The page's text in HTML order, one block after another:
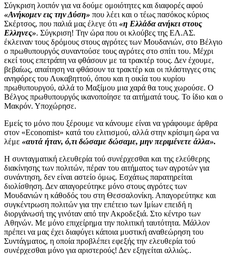
Σύγκριση λοιπόν για να δούμε ομοιότητες και διαφορές αφού
«Ανήκομεν εις την Δύση» που λέει και ο τέως πασόκος κύριος
Σκέρτσος, που παλιά μας έλεγε ότι «η Ελλάδα ανήκει στους
Ελληνες». Σύγκριση! Την ώρα που οι κλούβες της ΕΛ.ΑΣ.
έκλειναν τους δρόμους στους αγρότες των Μουδανιών, στο Βέλγιο
ο πρωθυπουργός συναντούσε τους αγρότες στο σπίτι του. Μέχρι
εκεί τους επετράπη να φθάσουν με τα τρακτέρ τους. Δεν έχουμε,
βεβαίως, απαίτηση να φθάσουν τα τρακτέρ και οι πλάστιγγες στις
ανηφόρες του Λυκαβηττού, όπου και η οικία του κυρίου
πρωθυπουργού, αλλά το Μαξίμου μια χαρά θα τους χωρούσε. Ο
Βέλγος πρωθυπουργός ικανοποίησε τα αιτήματά τους. Το ίδιο και ο
Μακρόν. Υποχώρησε.
Εμείς το μόνο που ξέρουμε να κάνουμε είναι να γράφουμε άρθρα
στον «Economist» κατά του ελιτισμού, αλλά στην κρίσιμη ώρα να
λέμε «αυτά ήταν, ό,τι δώσαμε δώσαμε, μην περιμένετε άλλα».
Η συνταγματική ελευθερία τού συνέρχεσθαι και της ελεύθερης
διακίνησης των πολιτών, πέραν του αιτήματος των αγροτών για
συνάντηση, δεν είναι αστείο όμως. Εσχάτως παρατηρείται
διολίσθηση. Δεν απαγορεύτηκε μόνο στους αγρότες των
Μουδανιών η κάθοδός του στη Θεσσαλονίκη. Απαγορεύτηκε και
συγκέντρωση πολιτών για την επέτειο των Ιμίων επειδή η
διοργάνωσή της γινόταν από την Ακροδεξιά. Στο κέντρο των
Αθηνών. Με μόνο επιχείρημα την πολιτική ταυτότητα. Μάλλον
πρέπει να μας έχει διαφύγει κάποια μυστική αναθεώρηση του
Συντάγματος, η οποία προβλέπει εφεξής την ελευθερία τού
συνέρχεσθαι μόνο για αριστερούς! Δεν εξηγείται αλλιώς..